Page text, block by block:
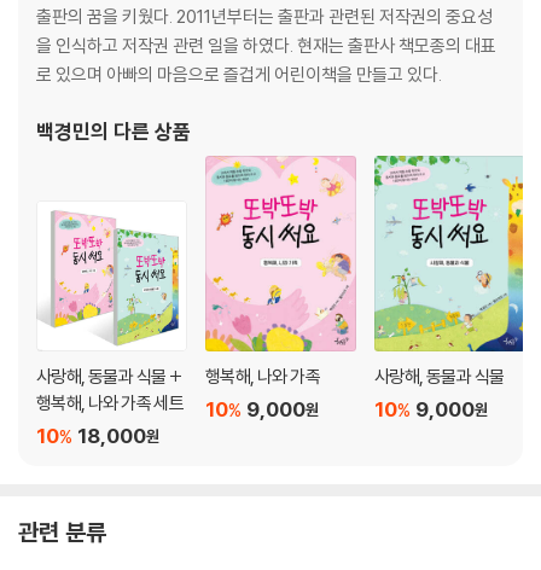
출판의 꿈을 키웠다. 2011년부터는 출판과 관련된 저작권의 중요성
을 인식하고 저작권 관련 일을 하였다. 현재는 출판사 책모종의 대표
로 있으며 아빠의 마음으로 즐겁게 어린이책을 만들고 있다.
백경민의 다른 상품
사랑해, 동물과 식물 +
행복해, 나와 가족 세트
18,000원
10%
행복해, 나와 가족
9,000원
10%
사랑해, 동물과 식물
9,000원
10%
관련 분류